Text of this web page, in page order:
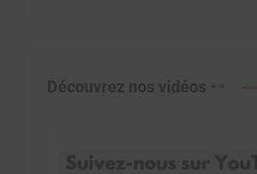
Découvrez nos vidéos